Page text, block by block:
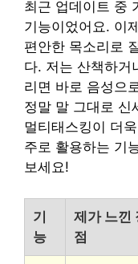
최근 업데이트 중
기능이었어요. 이
편안한 목소리로
다. 저는 산책하거
리면 바로 음성으
정말 말 그대로 신
멀티태스킹이 더
주로 활용하는 기
보세요!
기
능
제가 느낀
점